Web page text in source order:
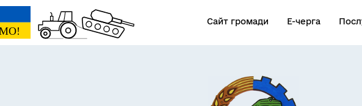
Сайт громади Е-черга